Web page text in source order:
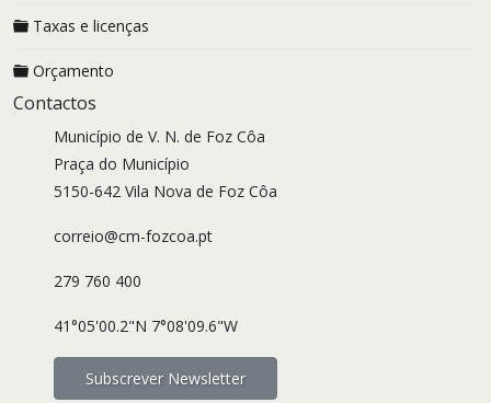
Taxas e licenças
Orçamento
Contactos
Município de V. N. de Foz Côa
Praça do Município
5150-642 Vila Nova de Foz Côa
correio@cm-fozcoa.pt
279 760 400
41°05'00.2"N 7°08'09.6"W
Subscrever Newsletter